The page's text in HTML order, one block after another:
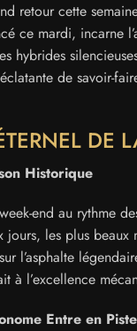
retour cette
ce mardi, incarne
hybrides
de savoir-
DE
Historique
end au rythme
les plus
l’asphalte
à l’excellence
Entre en Piste